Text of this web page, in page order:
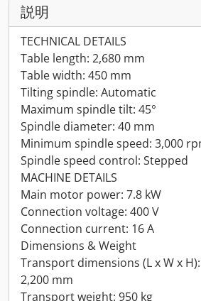
説明
TECHNICAL DETAILS
Table length: 2,680 mm
Table width: 450 mm
Tilting spindle: Automatic
Maximum spindle tilt: 45°
Spindle diameter: 40 mm
Minimum spindle speed: 3,000
Spindle speed control: Stepped
MACHINE DETAILS
Main motor power: 7.8 kW
Connection voltage: 400 V
Connection current: 16 A
Dimensions & Weight
Transport dimensions (L x W x
2,200 mm
Transport weight: 950 kg